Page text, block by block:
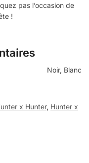
pas l’occasion de
!
Noir, Blanc
x Hunter, Hunter x